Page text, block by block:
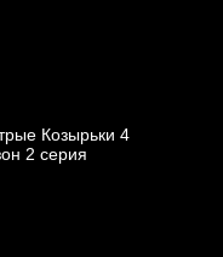
Козырьки 4
2 cерия